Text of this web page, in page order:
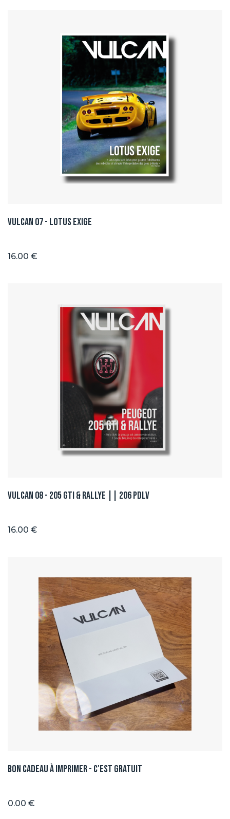
Vulcan 07 - Lotus Exige
16.00 €
Vulcan 08 - 205 GTI & Rallye || 206 PDLV
16.00 €
Bon Cadeau à imprimer - C'est GRATUIT
0.00 €